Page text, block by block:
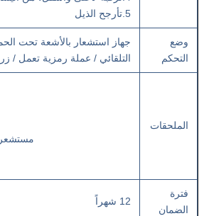
5.تأرجح الذيل
وضع
التحكم
جهاز استشعار بالأشعة تحت
التلقائي / عملة رمزية تعمل /
الملحقات
مستشعر
فترة
الضمان
12 شهراً